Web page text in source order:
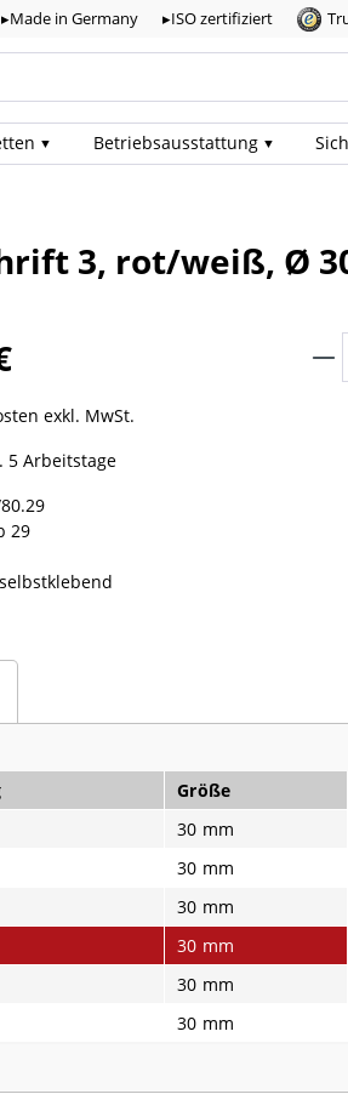
▸Made in Germany ▸ISO zertifiziert
Betriebs­ausstattung
3, rot/weiß, Ø
exkl. MwSt.
5 Arbeitstage
29
Größe
30 mm
30 mm
30 mm
30 mm
30 mm
30 mm